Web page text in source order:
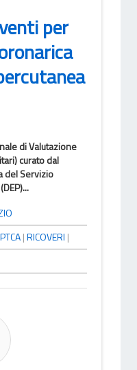
per
di Valutazione
curato dal
del Servizio
PTCA|RICOVERI |